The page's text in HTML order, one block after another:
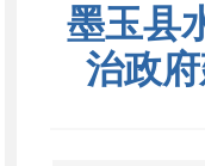
墨玉县
治政